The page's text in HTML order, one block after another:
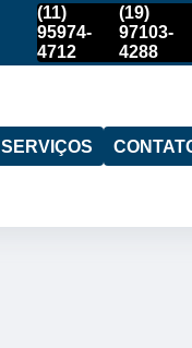
(11)
95974-
4712
(19)
97103-
4288
SERVIÇOS